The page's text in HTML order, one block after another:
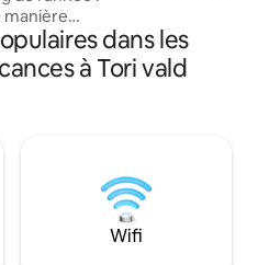
manière
une vue
et, pendant
en
d'utiliser
L'appartement
avec enfants, il
balcon au soleil
environ 1 km
Il y a une place
attenante à
besoin de vous
dans les
à Tori vald
Wifi